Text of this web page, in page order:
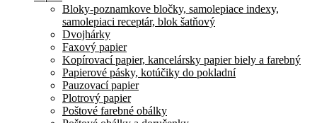
Bloky-poznamkove bločky, samolepiace indexy,
samolepiaci receptár, blok šatňový
Dvojhárky
Faxový papier
Kopírovací papier, kancelársky papier biely a farebný
Papierové pásky, kotúčiky do pokladní
Pauzovací papier
Plotrový papier
Poštové farebné obálky